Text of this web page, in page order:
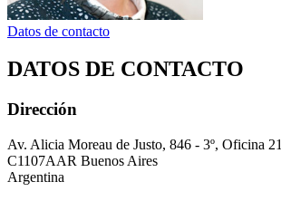
Datos de contacto
DATOS DE CONTACTO
Dirección
Av. Alicia Moreau de Justo, 846 - 3º, Oficina 21
C1107AAR Buenos Aires
Argentina